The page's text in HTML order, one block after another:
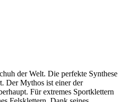
der Welt. Die perfekte Synthese
Der Mythos ist einer der
Für extremes Sportklettern